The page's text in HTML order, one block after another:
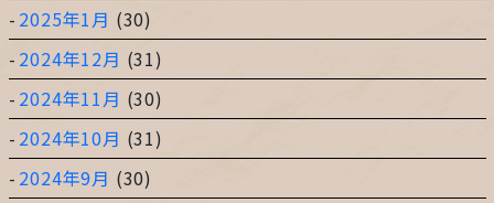
2025年1月 (30)
2024年12月 (31)
2024年11月 (30)
2024年10月 (31)
2024年9月 (30)